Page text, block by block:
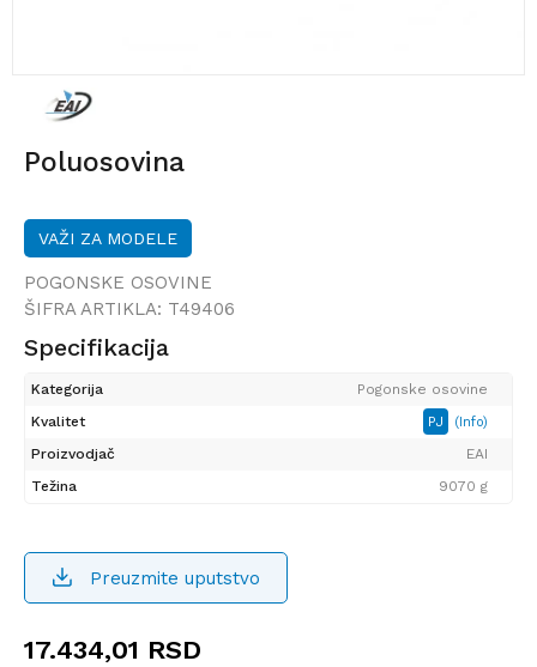
Poluosovina
VAŽI ZA MODELE
POGONSKE OSOVINE
ŠIFRA ARTIKLA: T49406
Specifikacija
Kategorija
Pogonske osovine
Kvalitet
PJ (Info)
Proizvodjač
EAI
Težina
9070 g
Preuzmite uputstvo
17.434,01 RSD